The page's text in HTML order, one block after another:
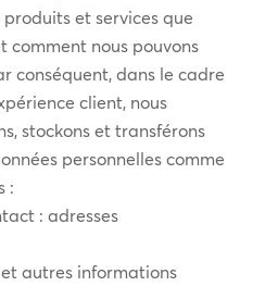
et services que
comment nous pouvons
conséquent, dans le cadre
client, nous
stockons et transférons
personnelles comme
:
: adresses
et autres informations